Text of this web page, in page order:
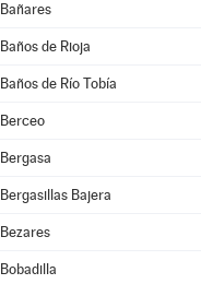
Bañares
Baños de Rioja
Baños de Río Tobía
Berceo
Bergasa
Bergasillas Bajera
Bezares
Bobadilla